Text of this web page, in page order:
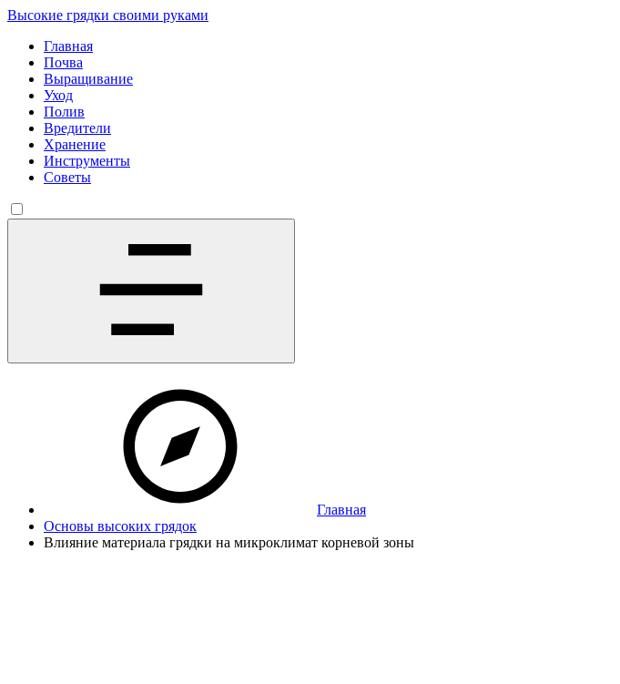
Высокие грядки своими руками
Главная
Почва
Выращивание
Уход
Полив
Вредители
Хранение
Инструменты
Советы
Главная
Основы высоких грядок
Влияние материала грядки на микроклимат корневой зоны